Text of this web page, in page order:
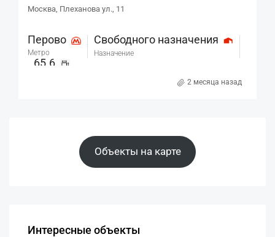
Москва, Плеханова ул., 11
Перово
Метро
Свободного назначения
Назначение
65.6
2 месяца назад
Объекты на карте
Интересные объекты